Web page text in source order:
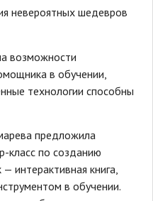
невероятных шедевров
возможности
в обучении,
технологии способны
предложила
класс по созданию
интерактивная книга,
в обучении.